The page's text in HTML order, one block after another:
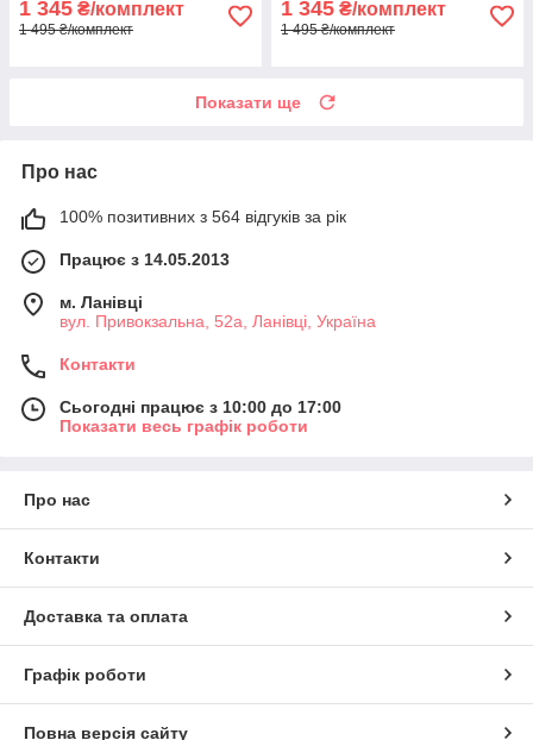
1 345 ₴/комплект
1 495 ₴/комплект
1 345 ₴/комплект
1 495 ₴/комплект
Показати ще
Про нас
100% позитивних з 564 відгуків за рік
Працює з 14.05.2013
м. Ланівці
вул. Привокзальна, 52а, Ланівці, Україна
Контакти
Сьогодні працює з 10:00 до 17:00
Показати весь графік роботи
Про нас
Контакти
Доставка та оплата
Графік роботи
Повна версія сайту